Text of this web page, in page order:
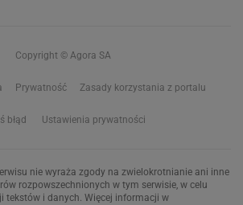
Copyright © Agora SA
Prywatność Zasady korzystania z portalu
błąd Ustawienia prywatności
nie wyraża zgody na zwielokrotnianie ani inne
rozpowszechnionych w tym serwisie, w celu
tekstów i danych. Więcej informacji w